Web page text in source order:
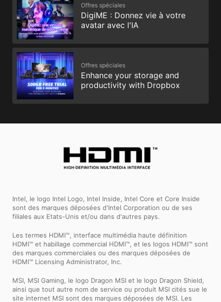
Offres spéciales
DigiME : Donnez vie à votre
avatar avec l'IA
Offres spéciales
Enhance your storage and
productivity with Dropbox
Intel, le logo Intel Logo, Intel Inside, Intel Core et Core Inside
sont des marques déposées d'Intel Corporation ou de ses
filiales aux Etats-Unis et/ou dans d'autres pays.
Les termes HDMI™, interface multimédia haute définition
HDMI™ et habillage commercial HDMI™, et les logos HDMI™ sont
des marques commerciales ou des marques déposées de
HDMI™ Licensing Administrator, Inc.
MSI, MSI Gaming, le logo Dragon MSI et le logo Dragon Shield,
ainsi que tout autre nom de service ou produit MSI cités sue le
site internet MSI sont des marques déposées de MSI. Les